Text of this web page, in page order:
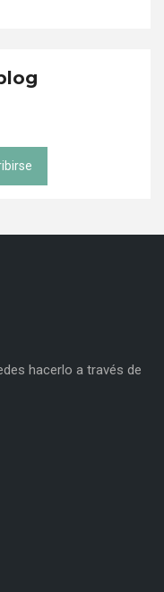
hacerlo a través de